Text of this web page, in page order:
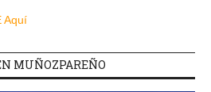
Aquí
MUÑOZPAREÑO